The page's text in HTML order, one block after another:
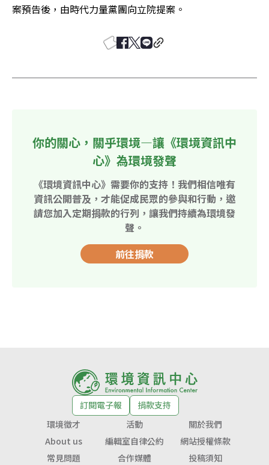
案預告後，由時代力量黨團向立院提案。
你的關心，關乎環境—讓《環境資訊中
心》為環境發聲
《環境資訊中心》需要你的支持！我們相信唯有
資訊公開普及，才能促成民眾的參與和行動，邀
請您加入定期捐款的行列，讓我們持續為環境發
聲。
前往捐款
訂閱電子報
捐款支持
環境徵才
活動
關於我們
About us
編輯室自律公約
網站授權條款
常見問題
合作媒體 投稿須知